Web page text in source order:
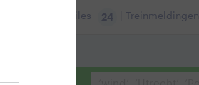
Files 24 | Treinmeldingen